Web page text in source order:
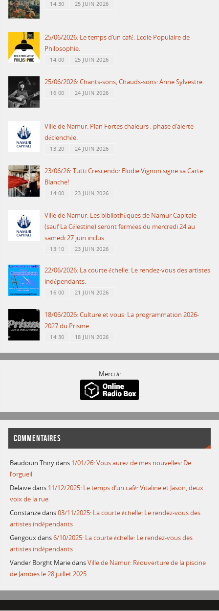
14:30 25 JUIN 2026
25/06/2026: Le temps d’un café: Ecole Populaire de
Philosophie.
14:00 25 JUIN 2026
25/06/2026: Chants-sons, Chauds-sons: Anne Sylvestre.
16:00 24 JUIN 2026
Ville de Namur: Plan Fortes chaleurs : phase d’alerte
déclenchée.
13:20 24 JUIN 2026
23/06/26: Tutti Crescendo: Elodie Vignon signe sa Carte
Blanche!
14:00 23 JUIN 2026
Ville de Namur: Les bibliothèques de Namur Capitale
(sauf La Célestine) seront fermées du mercredi 24 au
samedi 27 juin inclus.
13:10 23 JUIN 2026
22/06/2026: La courte échelle: Le rendez-vous des artistes
indépendants.
16:00 21 JUIN 2026
18/06/2026: Culture et vous: La programmation 2026-
2027 du Prisme.
14:30 18 JUIN 2026
Merci à:
COMMENTAIRES
Baudouin Thirydans 1/01/26: Vous aurez de mes nouvelles: De
l’orgueil
Delaivedans 11/12/2025: Le temps d’un café: Vitaline et Jason, deux
voix de la rue.
Constanzedans03/11/2025: La courte échelle: Le rendez-vous des
artistes indépendants
Gengouxdans6/10/2025: La courte échelle: Le rendez-vous des
artistes indépendants
Vander Borght MariedansVille de Namur: Réouverture de la piscine
de Jambes le 28 juillet 2025